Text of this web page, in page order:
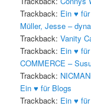
Trackback: Ein ♥
Müller, Jesse –
Trackback:Vanity
Trackback: Ein ♥
COMMERCE –
Trackback:
Ein ♥ für Blogs
Trackback: Ein ♥